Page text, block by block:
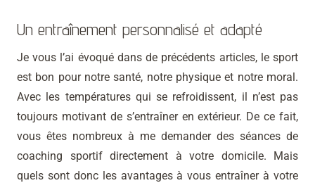
Un entraînement personnalisé et adapté
Je vous l’ai évoqué dans de précédents articles, le sport
est bon pour notre santé, notre physique et notre moral.
Avec les températures qui se refroidissent, il n’est pas
toujours motivant de s’entraîner en extérieur. De ce fait,
vous êtes nombreux à me demander des séances de
coaching sportif directement à votre domicile. Mais
quels sont donc les avantages à vous entraîner à votre